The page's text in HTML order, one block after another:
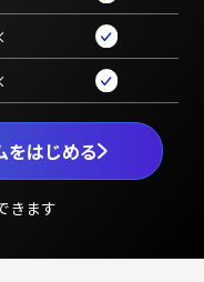
をはじめる
きます